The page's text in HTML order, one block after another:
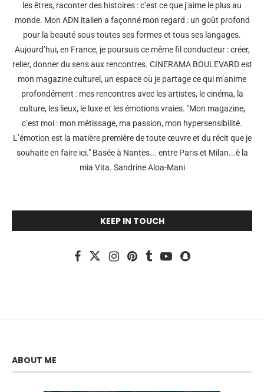
les êtres, raconter des histoires : c’est ce que j’aime le plus au
monde. Mon ADN italien a façonné mon regard : un goût profond
pour la beauté sous toutes ses formes et tous ses langages.
Aujourd’hui, en France, je poursuis ce même fil conducteur : créer,
relier, donner du sens aux rencontres. CINERAMA BOULEVARD est
mon magazine culturel, un espace où je partage ce qui m’anime
profondément : mes rencontres avec les artistes, le cinéma, la
culture, les lieux, le luxe et les émotions vraies. "Mon magazine,
c’est moi : mon métissage, ma passion, mon hypersensibilité.
L’émotion est la matière première de toute œuvre et du récit que je
souhaite en faire ici." Basée à Nantes... entre Paris et Milan...è la
mia Vita. Sandrine Aloa-Mani
KEEP IN TOUCH
ABOUT ME